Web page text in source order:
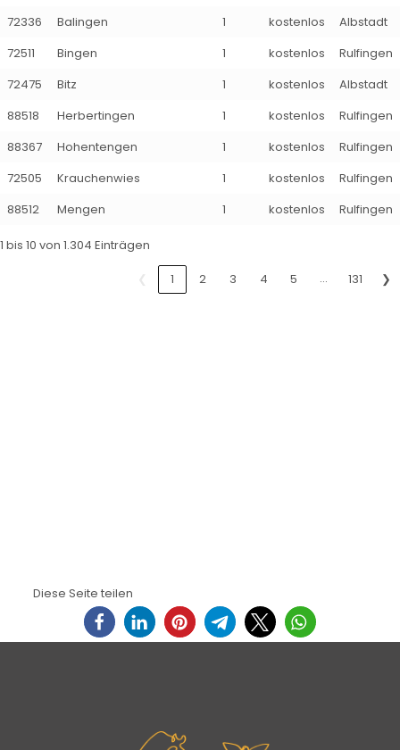
72336
Balingen 1 kostenlos
Albstadt
72511
Bingen 1 kostenlos
Rulfingen
72475
Bitz 1 kostenlos
Albstadt
88518
Herbertingen 1 kostenlos
Rulfingen
88367
Hohentengen 1 kostenlos
Rulfingen
72505
Krauchenwies 1 kostenlos
Rulfingen
88512
Mengen 1 kostenlos Rulfingen
1 bis 10 von 1.304 Einträgen
1 2 3 4 5 … 131 ❯
Diese Seite teilen